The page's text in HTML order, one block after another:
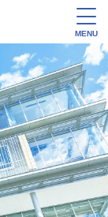
MENU